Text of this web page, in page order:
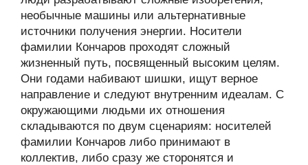
необычные машины или альтернативные
источники получения энергии. Носители
фамилии Кончаров проходят сложный
жизненный путь, посвященный высоким целям.
Они годами набивают шишки, ищут верное
направление и следуют внутренним идеалам. С
окружающими людьми их отношения
складываются по двум сценариям: носителей
фамилии Кончаров либо принимают в
коллектив, либо сразу же сторонятся и